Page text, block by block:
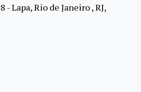
- Lapa, Rio de Janeiro , RJ,